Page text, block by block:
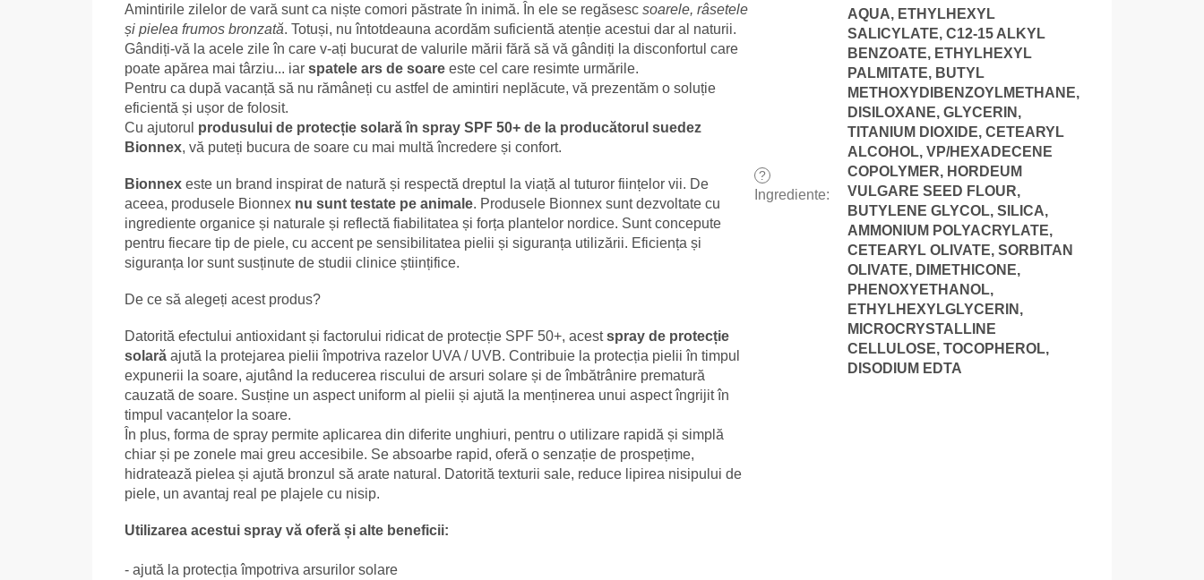
Amintirile zilelor de vară sunt ca niște comori păstrate în inimă. În ele se regăsesc soarele, râsetele
și pielea frumos bronzată. Totuși, nu întotdeauna acordăm suficientă atenție acestui dar al naturii.
Gândiți-vă la acele zile în care v-ați bucurat de valurile mării fără să vă gândiți la disconfortul care
poate apărea mai târziu... iar spatele ars de soare este cel care resimte urmările.
Pentru ca după vacanță să nu rămâneți cu astfel de amintiri neplăcute, vă prezentăm o soluție
eficientă și ușor de folosit.
Cu ajutorul produsului de protecție solară în spray SPF 50+ de la producătorul suedez
Bionnex, vă puteți bucura de soare cu mai multă încredere și confort.
Bionnex este un brand inspirat de natură și respectă dreptul la viață al tuturor ființelor vii. De
aceea, produsele Bionnex nu sunt testate pe animale. Produsele Bionnex sunt dezvoltate cu
ingrediente organice și naturale și reflectă fiabilitatea și forța plantelor nordice. Sunt concepute
pentru fiecare tip de piele, cu accent pe sensibilitatea pielii și siguranța utilizării. Eficiența și
siguranța lor sunt susținute de studii clinice științifice.
De ce să alegeți acest produs?
Datorită efectului antioxidant și factorului ridicat de protecție SPF 50+, acestspray de protecție
solară ajută la protejarea pielii împotriva razelor UVA / UVB. Contribuie la protecția pielii în timpul
expunerii la soare, ajutând la reducerea riscului de arsuri solare și de îmbătrânire prematură
cauzată de soare. Susține un aspect uniform al pielii și ajută la menținerea unui aspect îngrijit în
timpul vacanțelor la soare.
În plus, forma de spray permite aplicarea din diferite unghiuri, pentru o utilizare rapidă și simplă
chiar și pe zonele mai greu accesibile. Se absoarbe rapid, oferă o senzație de prospețime,
hidratează pielea și ajută bronzul să arate natural. Datorită texturii sale, reduce lipirea nisipului de
piele, un avantaj real pe plajele cu nisip.
Utilizarea acestui spray vă oferă și alte beneficii:
- ajută la protecția împotriva arsurilor solare
?
Ingrediente:
AQUA, ETHYLHEXYL
SALICYLATE, C12-15 ALKYL
BENZOATE, ETHYLHEXYL
PALMITATE, BUTYL
METHOXYDIBENZOYLMETHANE,
DISILOXANE, GLYCERIN,
TITANIUM DIOXIDE, CETEARYL
ALCOHOL, VP/HEXADECENE
COPOLYMER, HORDEUM
VULGARE SEED FLOUR,
BUTYLENE GLYCOL, SILICA,
AMMONIUM POLYACRYLATE,
CETEARYL OLIVATE, SORBITAN
OLIVATE, DIMETHICONE,
PHENOXYETHANOL,
ETHYLHEXYLGLYCERIN,
MICROCRYSTALLINE
CELLULOSE, TOCOPHEROL,
DISODIUM EDTA